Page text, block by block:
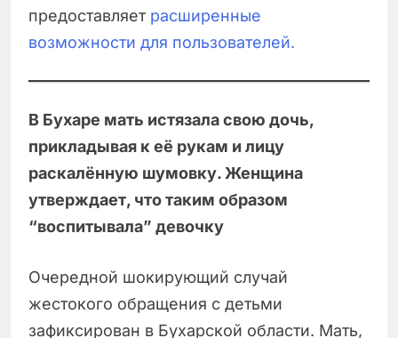
предоставляет расширенные
возможности для пользователей.
В Бухаре мать истязала свою дочь,
прикладывая к её рукам и лицу
раскалённую шумовку. Женщина
утверждает, что таким образом
“воспитывала” девочку
Очередной шокирующий случай
жестокого обращения с детьми
зафиксирован в Бухарской области. Мать,